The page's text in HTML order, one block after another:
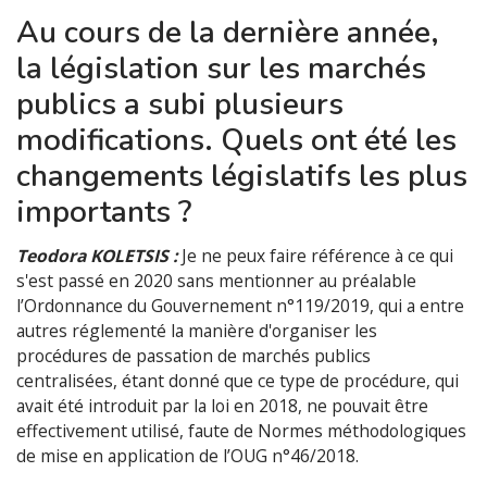
Au cours de la dernière année,
la législation sur les marchés
publics a subi plusieurs
modifications. Quels ont été les
changements législatifs les plus
importants ?
Teodora KOLETSIS :Je ne peux faire référence à ce qui
s'est passé en 2020 sans mentionner au préalable
l’Ordonnance du Gouvernement n°119/2019, qui a entre
autres réglementé la manière d'organiser les
procédures de passation de marchés publics
centralisées, étant donné que ce type de procédure, qui
avait été introduit par la loi en 2018, ne pouvait être
effectivement utilisé, faute de Normes méthodologiques
de mise en application de l’OUG n°46/2018.